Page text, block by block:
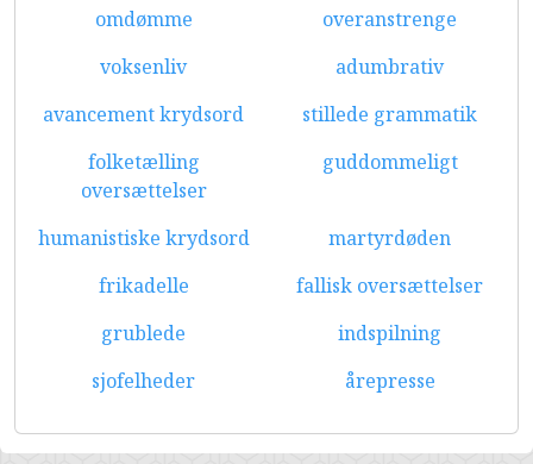
omdømme
overanstrenge
voksenliv
adumbrativ
avancement krydsord
stillede grammatik
folketælling
oversættelser
guddommeligt
humanistiske krydsord
martyrdøden
frikadelle
fallisk oversættelser
grublede
indspilning
sjofelheder
årepresse